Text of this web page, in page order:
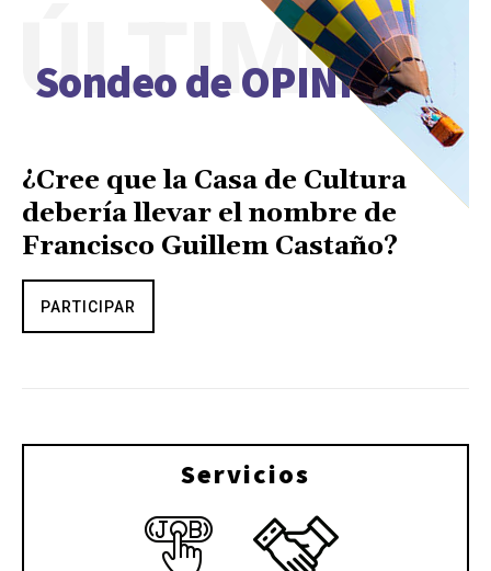
Sondeo de OPINIÓN
ÚLTIMO
¿Cree que la Casa de Cultura
debería llevar el nombre de
Francisco Guillem Castaño?
PARTICIPAR
Servicios